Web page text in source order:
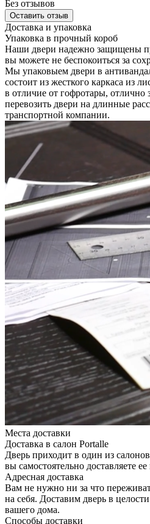
Без отзывов
Оставить отзыв
Доставка и упаковка
Упаковка в прочный короб
Наши двери надежно защищены
вы можете не беспокоиться за
Мы упаковыем двери в
состоит из жесткого каркаса из
в отличие от гофротары, отлично
перевозить двери на длинные
транспортной компании.
Места доставки
Доставка в салон Portalle
Дверь приходит в один из
вы самостоятельно доставляете
Адресная доставка
Вам не нужно ни за что
на себя. Доставим дверь в
вашего дома.
Способы доставки